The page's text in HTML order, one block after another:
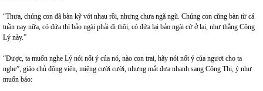
“Thưa, chúng con đã bàn kỹ với nhau rồi, nhưng chưa ngã ngũ. Chúng con cũng bàn từ cả
tuần nay nữa, có đứa thì bảo ngài phải đi thôi, có đứa lại bảo ngài cứ ở lại, như thằng Công
Lý này.”
“Được, ta muốn nghe Lý nói nốt ý của nó, nào con trai, hãy nói nốt ý của ngươi cho ta
nghe”, giáo chủ động viên, miệng cười cười, nhưng mắt đưa nhanh sang Công Thị, ý như
muốn bảo: